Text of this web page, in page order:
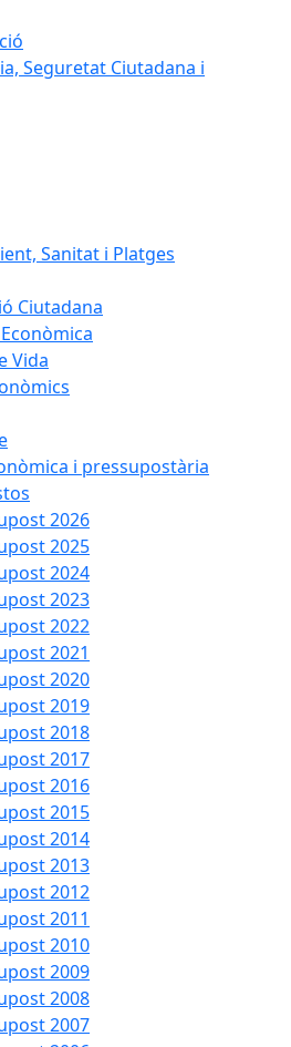
Seguretat Ciutadana i
Sanitat i Platges
Ciutadana
Vida
i pressupostària
2026
2025
2024
2023
2022
2021
2020
2019
2018
2017
2016
2015
2014
2013
2012
2011
2010
2009
2008
2007